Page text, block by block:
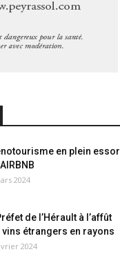
en plein essor
2024
de l’Hérault à l’affût
vins étrangers en rayons
2024